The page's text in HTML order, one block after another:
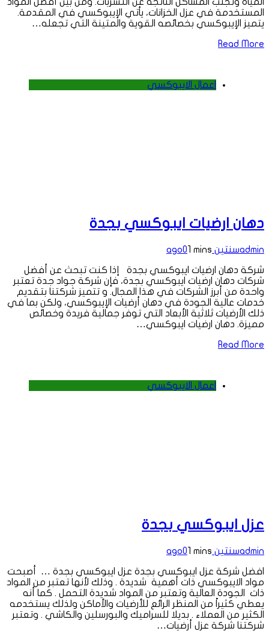
المستخدمة في عزل الخزانات، يأتي الإيبوكسي في المقدمة.
يتميز الإيبوكسي بخصائصه القوية والمتينة التي تجعله…
Read More
اعمال الايبوكسي
دهان ارضيات ايبوكسي بجدة
adminسنتين ago 01 mins
شركة دهان ارضيات ايبوكسي بجدة إذا كنت تبحث عن أفضل
شركات دهان ارضيات ايبوكسي بجدة، فإن شركة جواد جدة تعتبر
واحدة من أبرز الشركات في هذا المجال. و تتميز شركتنا بتقديم
خدمات عالية الجودة في دهان أرضيات الإيبوكسي، ولكن بما في
ذلك الأرضيات ثلاثية الأبعاد التي توفر جمالية فريدة وخصائص
مميزة. دهان ارضيات ايبوكسي…
Read More
اعمال الايبوكسي
عزل ايبوكسي بجدة
adminسنتين ago 01 mins
افضل شركة عزل ايبوكسي بجدة عزل ايبوكسي بجدة … أصبحت
مواد الايبوكسي ذات أهمية شديدة . وذلك لأنها تعتبر من المواد
ذات الجودة العالية وتعتبر من المواد شديدة التحمل . كما أنه
يعطي كثيراً من المنظر الرائع للأرضيات والأماكن ولذلك يستخدمه
الكثير من العملاء . بديلا للسراميك والبورسلين والكاشي . وتعتبر
شركتنا شركة عزل أرضيات…